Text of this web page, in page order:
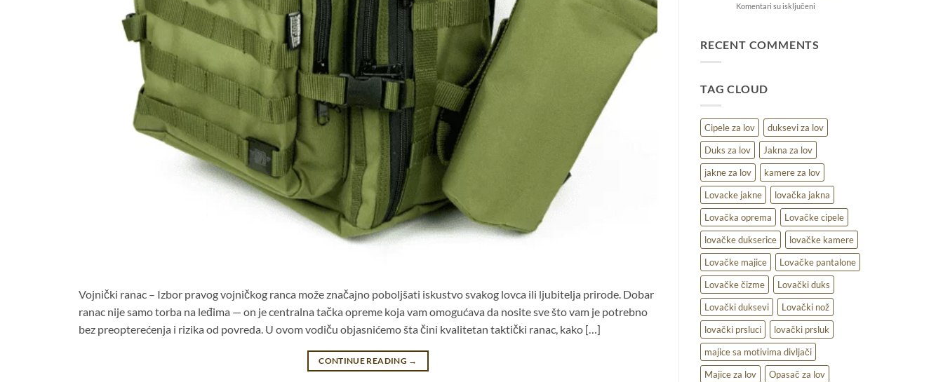
Vojnički ranac – Izbor pravog vojničkog ranca može značajno poboljšati iskustvo svakog lovca ili ljubitelja prirode. Dobar
ranac nije samo torba na leđima — on je centralna tačka opreme koja vam omogućava da nosite sve što vam je potrebno
bez preopterećenja i rizika od povreda. U ovom vodiču objasnićemo šta čini kvalitetan taktički ranac, kako […]
CONTINUE READING →
Komentari su isključeni
za
na
terenu
RECENT COMMENTS
TAG CLOUD
Cipele za lov
duksevi za lov
Duks za lov
Jakna za lov
jakne za lov
kamere za lov
Lovacke jakne
lovačka jakna
Lovačka oprema
Lovačke cipele
lovačke dukserice
lovačke kamere
Lovačke majice
Lovačke pantalone
Lovačke čizme
Lovački duks
Lovački duksevi
Lovački nož
lovački prsluci
lovački prsluk
majice sa motivima divljači
Majice za lov
Opasač za lov